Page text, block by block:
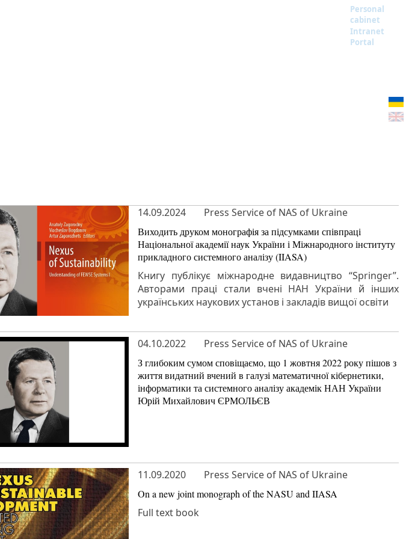
Personal
cabinet
Intranet
Portal
14.09.2024 Press Service of NAS of Ukraine
Виходить друком монографія за підсумками співпраці
Національної академії наук України і Міжнародного інституту
прикладного системного аналізу (IIASA)
Книгу публікує міжнародне видавництво “Springer”.
Авторами праці стали вчені НАН України й інших
українських наукових установ і закладів вищої освіти
04.10.2022 Press Service of NAS of Ukraine
З глибоким сумом сповіщаємо, що 1 жовтня 2022 року пішов з
життя видатний вчений в галузі математичної кібернетики,
інформатики та системного аналізу академік НАН України
Юрій Михайлович ЄРМОЛЬЄВ
11.09.2020 Press Service of NAS of Ukraine
On a new joint monograph of the NASU and IIASA
Full text book